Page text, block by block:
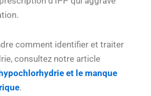
comment identifier et traiter
consultez notre article
et le manque
.